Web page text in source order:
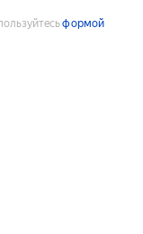
формой